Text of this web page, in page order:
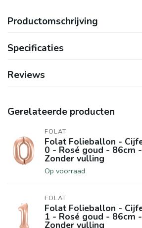
Productomschrijving
Specificaties
Reviews
Gerelateerde producten
FOLAT
Folat Folieballon -
0 - Rosé goud - 86cm -
Zonder vulling
Op voorraad
FOLAT
Folat Folieballon -
1 - Rosé goud - 86cm -
Zonder vulling